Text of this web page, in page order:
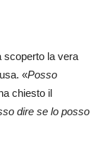
scoperto la vera
«Posso
chiesto il
dire se lo posso